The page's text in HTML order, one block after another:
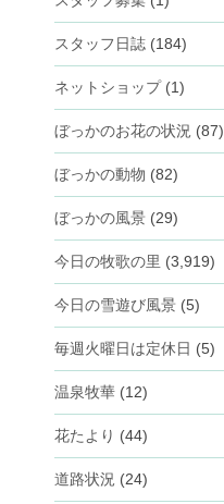
スタッフ日誌 (184)
ネットショップ (1)
ぼっかのお花の状況 (87)
ぼっかの動物 (82)
ぼっかの風景 (29)
今日の牧歌の里 (3,919)
今日の雪遊び風景 (5)
毎週火曜日は定休日 (5)
温泉牧華 (12)
花たより (44)
道路状況 (24)